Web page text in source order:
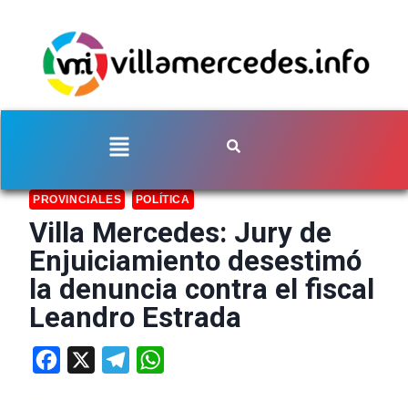
PROVINCIALES POLÍTICA
Villa Mercedes: Jury de
Enjuiciamiento desestimó
la denuncia contra el fiscal
Leandro Estrada
Facebook Telegram